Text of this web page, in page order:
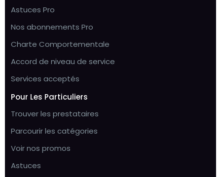
Astuces Pro
Nos abonnements Pro
Charte Comportementale
Accord de niveau de service
Services acceptés
Pour Les Particuliers
Trouver les prestataires
Parcourir les catégories
Voir nos promos
Astuces